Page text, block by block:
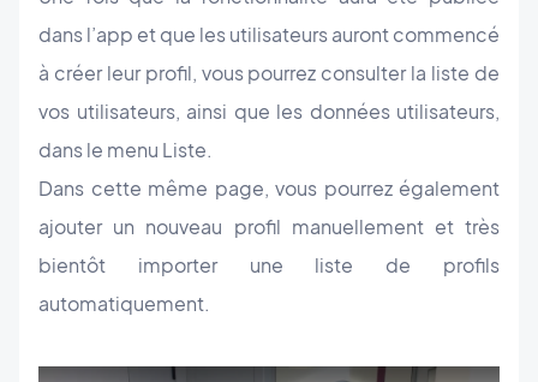
dans l’app et que les utilisateurs auront commencé
à créer leur profil, vous pourrez consulter la liste de
vos utilisateurs, ainsi que les données utilisateurs,
dans le menu Liste.
Dans cette même page, vous pourrez également
ajouter un nouveau profil manuellement et très
bientôt importer une liste de profils
automatiquement.